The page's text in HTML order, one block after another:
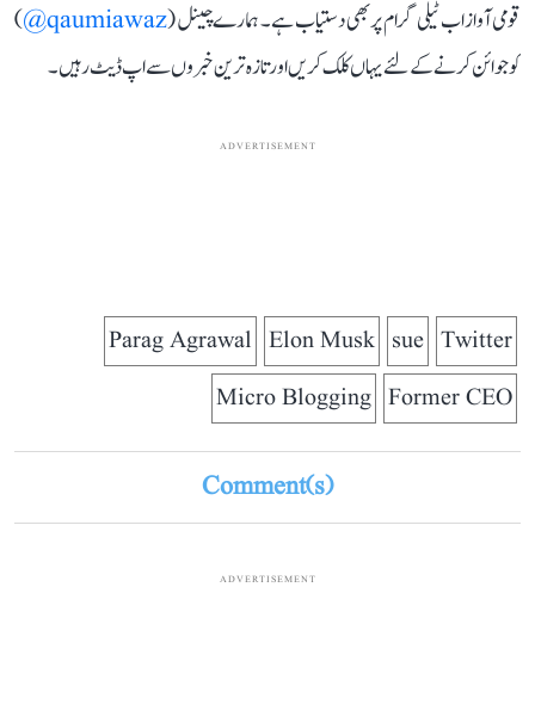
قومی آواز اب ٹیلی گرام پر بھی دستیاب ہے۔ ہمارے چینل (qaumiawaz@
)
کو جوائن کرنے کے لئے یہاں کلک کریں اور تازہ ترین خبروں سے اپ ڈیٹ رہیں۔
ADVERTISEMENT
Twitter
sue
Elon Musk
Parag Agrawal
Former CEO
Micro Blogging
Comment(s)
ADVERTISEMENT